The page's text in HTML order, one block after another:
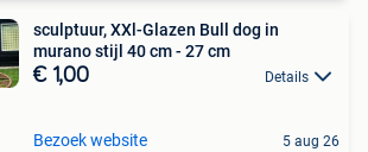
sculptuur, XXl-Glazen Bull dog in
murano stijl 40 cm - 27 cm
€ 1,00 Details
Bezoek website 5 aug 26